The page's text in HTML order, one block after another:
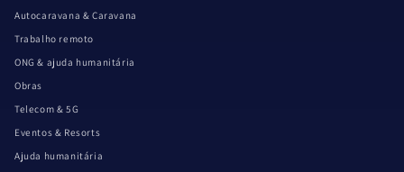
Autocaravana & Caravana
Trabalho remoto
ONG & ajuda humanitária
Obras
Telecom & 5G
Eventos & Resorts
Ajuda humanitária